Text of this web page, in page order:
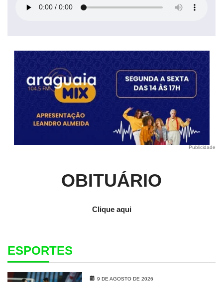
Publicidade
OBITUÁRIO
Clique aqui
ESPORTES
9 DE AGOSTO DE 2026